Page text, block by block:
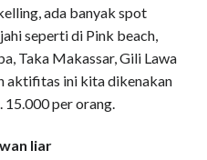
ada banyak spot
seperti di Pink beach,
Taka Makassar, Gili Lawa
aktifitas ini kita dikenakan
15.000 per orang.
liar